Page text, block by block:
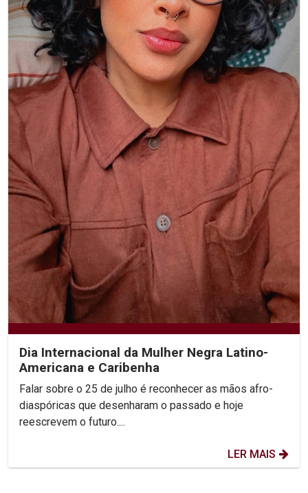
Dia Internacional da Mulher Negra Latino-
Americana e Caribenha
Falar sobre o 25 de julho é reconhecer as mãos afro-
diaspóricas que desenharam o passado e hoje
reescrevem o futuro....
LER MAIS